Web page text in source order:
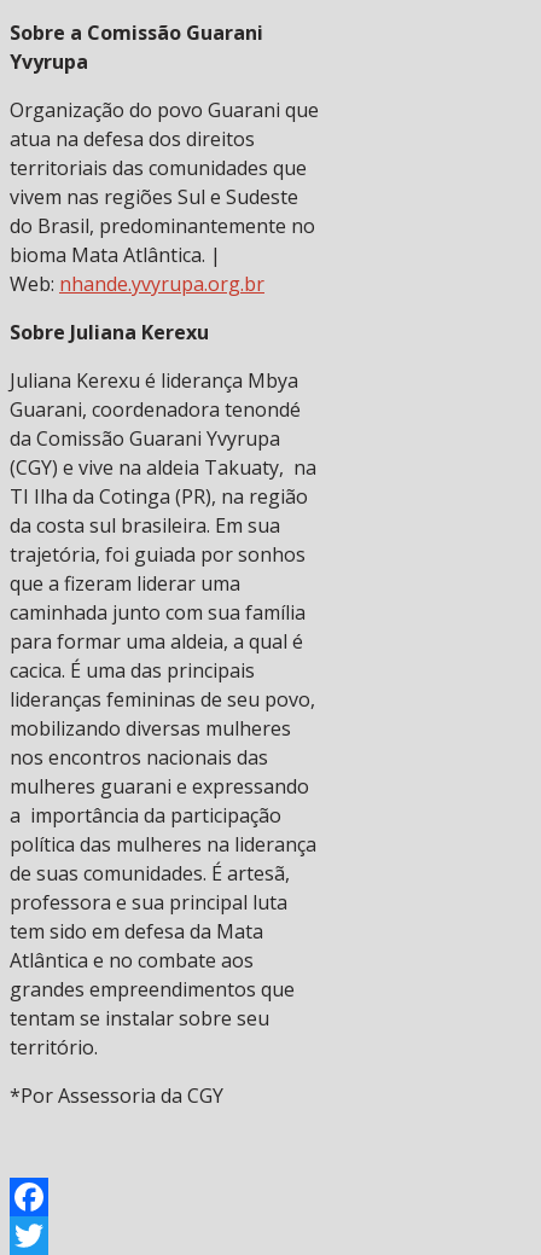
Sobre a Comissão Guarani
Yvyrupa
Organização do povo Guarani que
atua na defesa dos direitos
territoriais das comunidades que
vivem nas regiões Sul e Sudeste
do Brasil, predominantemente no
bioma Mata Atlântica. |
Web: nhande.yvyrupa.org.br
Sobre Juliana Kerexu
Juliana Kerexu é liderança Mbya
Guarani, coordenadora tenondé
da Comissão Guarani Yvyrupa
(CGY) e vive na aldeia Takuaty, na
TI Ilha da Cotinga (PR), na região
da costa sul brasileira. Em sua
trajetória, foi guiada por sonhos
que a fizeram liderar uma
caminhada junto com sua família
para formar uma aldeia, a qual é
cacica. É uma das principais
lideranças femininas de seu povo,
mobilizando diversas mulheres
nos encontros nacionais das
mulheres guarani e expressando
a importância da participação
política das mulheres na liderança
de suas comunidades. É artesã,
professora e sua principal luta
tem sido em defesa da Mata
Atlântica e no combate aos
grandes empreendimentos que
tentam se instalar sobre seu
território.
*Por Assessoria da CGY
Facebook